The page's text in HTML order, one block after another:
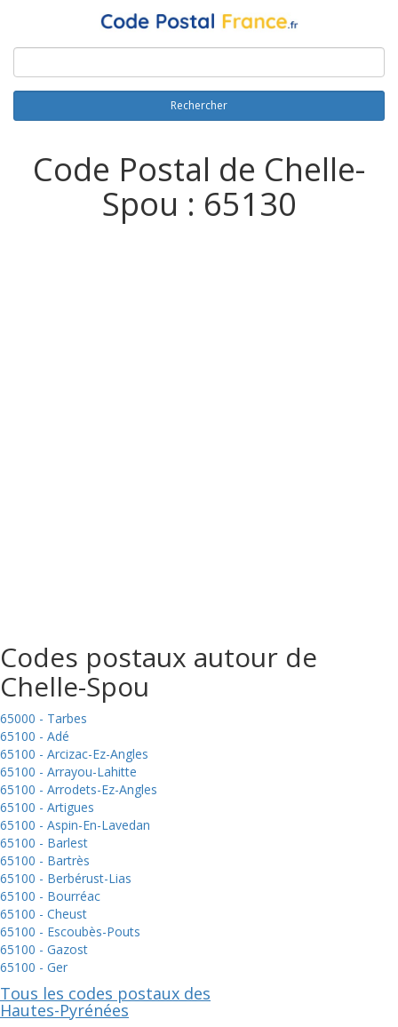
Rechercher
Code Postal de Chelle-
Spou : 65130
Codes postaux autour de
Chelle-Spou
65000 - Tarbes
65100 - Adé
65100 - Arcizac-Ez-Angles
65100 - Arrayou-Lahitte
65100 - Arrodets-Ez-Angles
65100 - Artigues
65100 - Aspin-En-Lavedan
65100 - Barlest
65100 - Bartrès
65100 - Berbérust-Lias
65100 - Bourréac
65100 - Cheust
65100 - Escoubès-Pouts
65100 - Gazost
65100 - Ger
Tous les codes postaux des
Hautes-Pyrénées